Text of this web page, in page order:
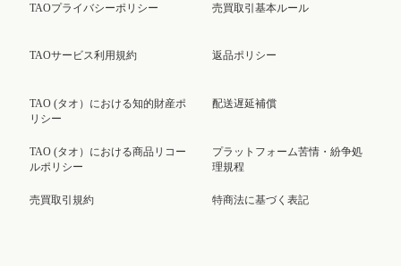
TAOプライバシーポリシー
TAOサービス利用規約
TAO (タオ）における知的財産ポ
リシー
TAO (タオ）における商品リコー
ルポリシー
売買取引規約
売買取引基本ルール
返品ポリシー
配送遅延補償
プラットフォーム苦情・紛争処
理規程
特商法に基づく表記